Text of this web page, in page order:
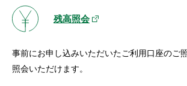
使い方
困った時は
残高照会
事前にお申し込みいただいたご利用口座のご
照会いただけます。